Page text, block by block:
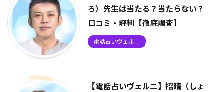
ろ）先生は当たる？当たらない？
口コミ・評判【徹底調査】
電話占いヴェルニ
【電話占いヴェルニ】招晴（しょ